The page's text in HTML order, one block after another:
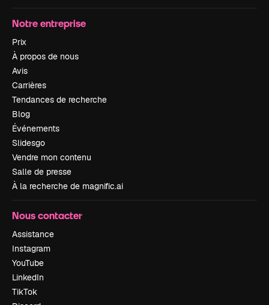
Notre entreprise
Prix
À propos de nous
Avis
Carrières
Tendances de recherche
Blog
Événements
Slidesgo
Vendre mon contenu
Salle de presse
À la recherche de magnific.ai
Nous contacter
Assistance
Instagram
YouTube
LinkedIn
TikTok